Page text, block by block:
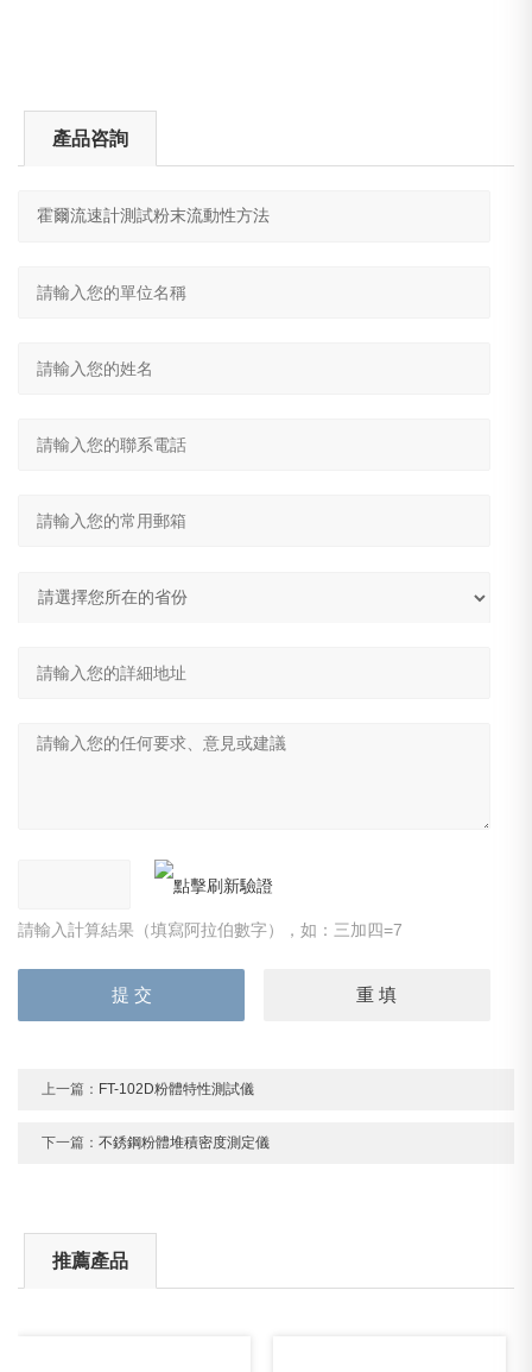
產品咨詢
請輸入計算結果（填寫阿拉伯數字），如：三加四=7
上一篇： FT-102D粉體特性測試儀
下一篇：不銹鋼粉體堆積密度測定儀
推薦產品